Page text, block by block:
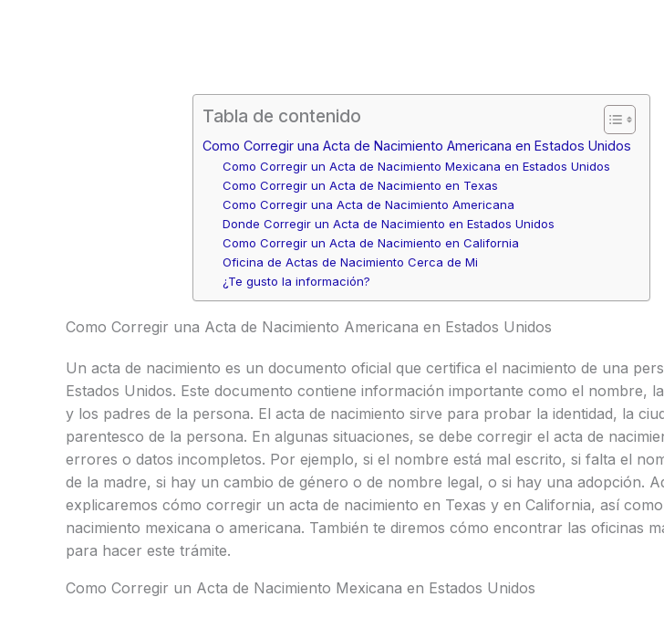
Tabla de contenido
Como Corregir una Acta de Nacimiento Americana en Estados Unidos
Como Corregir un Acta de Nacimiento Mexicana en Estados Unidos
Como Corregir un Acta de Nacimiento en Texas
Como Corregir una Acta de Nacimiento Americana
Donde Corregir un Acta de Nacimiento en Estados Unidos
Como Corregir un Acta de Nacimiento en California
Oficina de Actas de Nacimiento Cerca de Mi
¿Te gusto la información?
Como Corregir una Acta de Nacimiento Americana en Estados Unidos
Un acta de nacimiento es un documento oficial que certifica el nacimiento de una
Estados Unidos. Este documento contiene información importante como el nombre,
y los padres de la persona. El acta de nacimiento sirve para probar la identidad, la
parentesco de la persona. En algunas situaciones, se debe corregir el acta de
errores o datos incompletos. Por ejemplo, si el nombre está mal escrito, si falta el
de la madre, si hay un cambio de género o de nombre legal, o si hay una adopción.
explicaremos cómo corregir un acta de nacimiento en Texas y en California, así
nacimiento mexicana o americana. También te diremos cómo encontrar las oficinas
para hacer este trámite.
Como Corregir un Acta de Nacimiento Mexicana en Estados Unidos